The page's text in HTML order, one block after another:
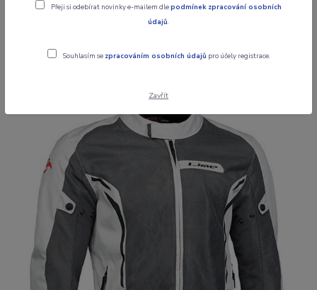
MBW Dámská textilní letní moto
Přeji si odebírat novinky e-mailem dlepodmínek zpracování osobních
údajů.
Souhlasím se zpracováním osobních údajů pro účely registrace.
Zavřít